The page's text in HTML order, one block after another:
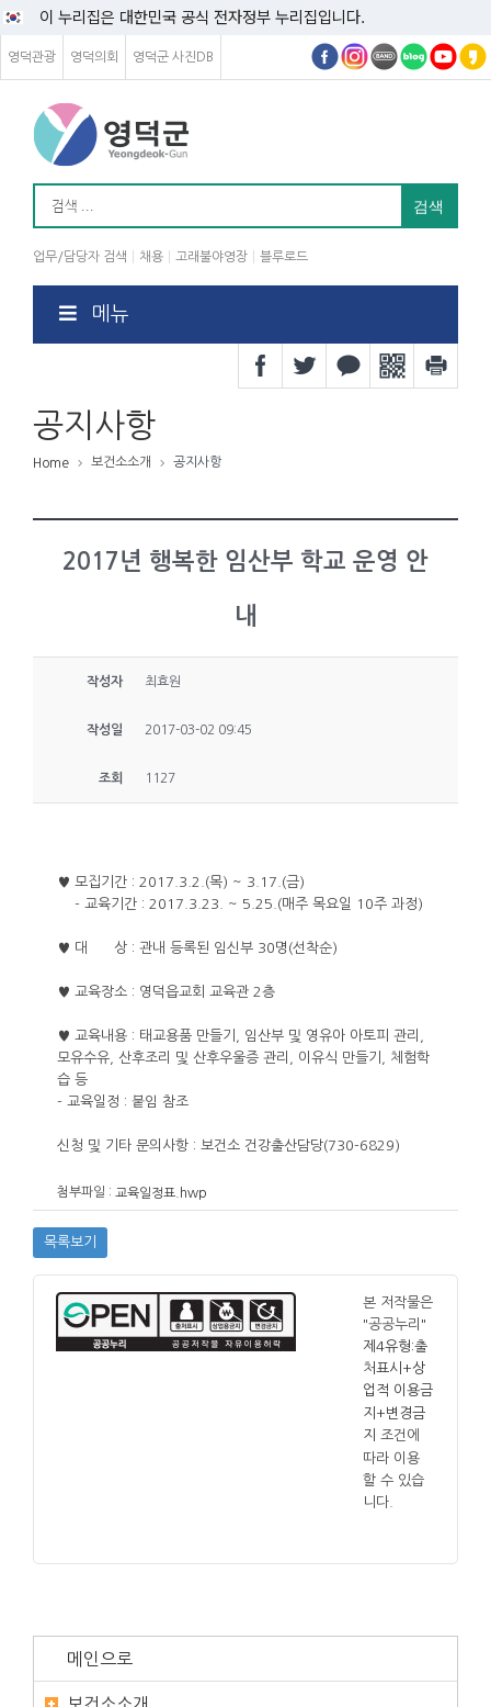
이 누리집은 대한민국 공식 전자정부 누리집입니다.
영덕관광 영덕의회 영덕군 사진DB
업무/담당자 검색 채용 고래불야영장 블루로드
메뉴
공지사항
Home 보건소소개 공지사항
2017년 행복한 임산부 학교 운영 안
내
작성자 최효원
작성일 2017-03-02 09:45
조회 1127
♥ 모집기간 : 2017.3.2.(목) ~ 3.17.(금)
- 교육기간 : 2017.3.23. ~ 5.25.(매주 목요일 10주 과정)
♥ 대 상 : 관내 등록된 임신부 30명(선착순)
♥ 교육장소 : 영덕읍교회 교육관 2층
♥ 교육내용 : 태교용품 만들기, 임산부 및 영유아 아토피 관리,
모유수유, 산후조리 및 산후우울증 관리, 이유식 만들기, 체험학
습 등
- 교육일정 : 붙임 참조
신청 및 기타 문의사항 : 보건소 건강출산담당(730-6829)
첨부파일 : 교육일정표.hwp
목록보기
본 저작물은
"공공누리"
제4유형:출
처표시+상
업적 이용금
지+변경금
지 조건에
따라 이용
할 수 있습
니다.
메인으로